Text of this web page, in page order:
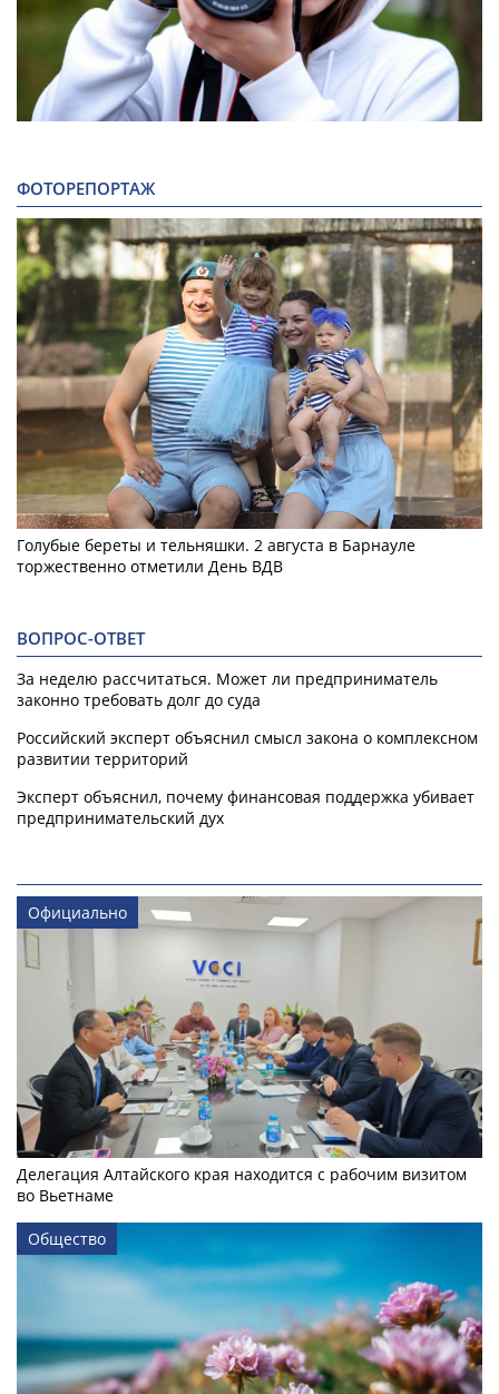
ФОТОРЕПОРТАЖ
Голубые береты и тельняшки. 2 августа в Барнауле
торжественно отметили День ВДВ
ВОПРОС-ОТВЕТ
За неделю рассчитаться. Может ли предприниматель
законно требовать долг до суда
Российский эксперт объяснил смысл закона о комплексном
развитии территорий
Эксперт объяснил, почему финансовая поддержка убивает
предпринимательский дух
Официально
Делегация Алтайского края находится с рабочим визитом
во Вьетнаме
Общество